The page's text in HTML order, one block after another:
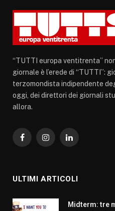
“TUTTI europa ventitrenta”
giornale è l’erede di “TUTTI”:
terzomondista indipendente
oggi, dei direttori dei giornali
allora.
FacebookInstagramLinkedIn
ULTIMI ARTICOLI
Midterm: tre